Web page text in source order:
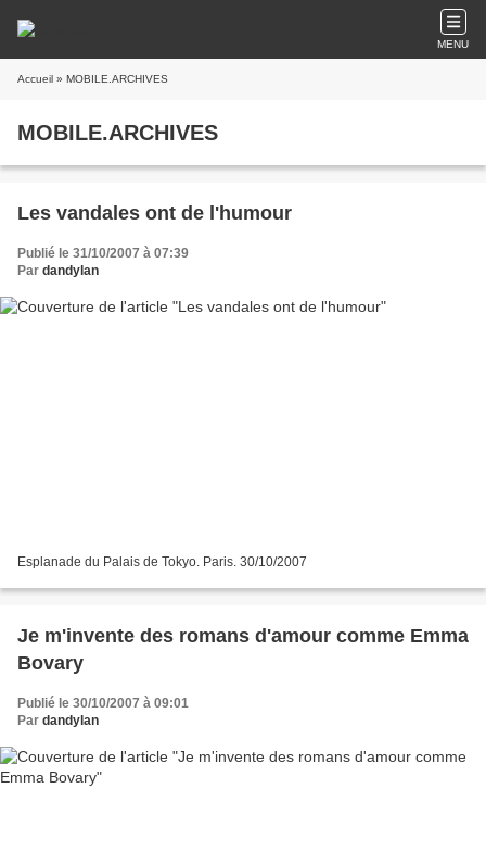
MENU
Accueil » MOBILE.ARCHIVES
MOBILE.ARCHIVES
Les vandales ont de l'humour
Publié le 31/10/2007 à 07:39
Par dandylan
Esplanade du Palais de Tokyo. Paris. 30/10/2007
Je m'invente des romans d'amour comme Emma
Bovary
Publié le 30/10/2007 à 09:01
Par dandylan